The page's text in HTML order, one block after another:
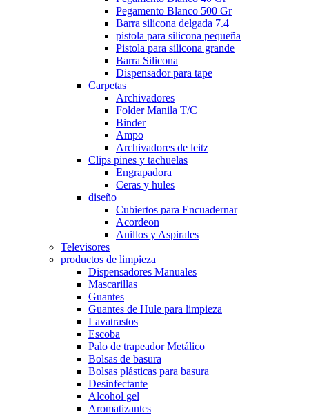
Pegamento Blanco 500 Gr
Barra silicona delgada 7.4
pistola para silicona pequeña
Pistola para silicona grande
Barra Silicona
Dispensador para tape
Carpetas
Archivadores
Folder Manila T/C
Binder
Ampo
Archivadores de leitz
Clips pines y tachuelas
Engrapadora
Ceras y hules
diseño
Cubiertos para Encuadernar
Acordeon
Anillos y Aspirales
Televisores
productos de limpieza
Dispensadores Manuales
Mascarillas
Guantes
Guantes de Hule para limpieza
Lavatrastos
Escoba
Palo de trapeador Metálico
Bolsas de basura
Bolsas plásticas para basura
Desinfectante
Alcohol gel
Aromatizantes